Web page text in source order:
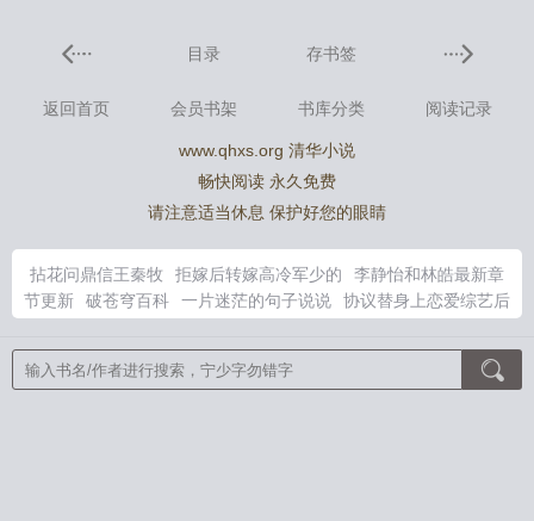
目录 存书签
返回首页 会员书架 书库分类 阅读记录
www.qhxs.org 清华小说
畅快阅读 永久免费
请注意适当休息 保护好您的眼睛
拈花问鼎信王秦牧 拒嫁后转嫁高冷军少的
李静怡和林皓最新章
节更新
破苍穹百科 一片迷茫的句子说说
协议替身上恋爱综艺后
后我顺便换了江山最新章节更
kpl女教练 拒嫁渣夫
迷茫一片使
人晕猜一生肖
钻破苍穹 穿成农家小娘子逃荒路上稳稳的
是心跳